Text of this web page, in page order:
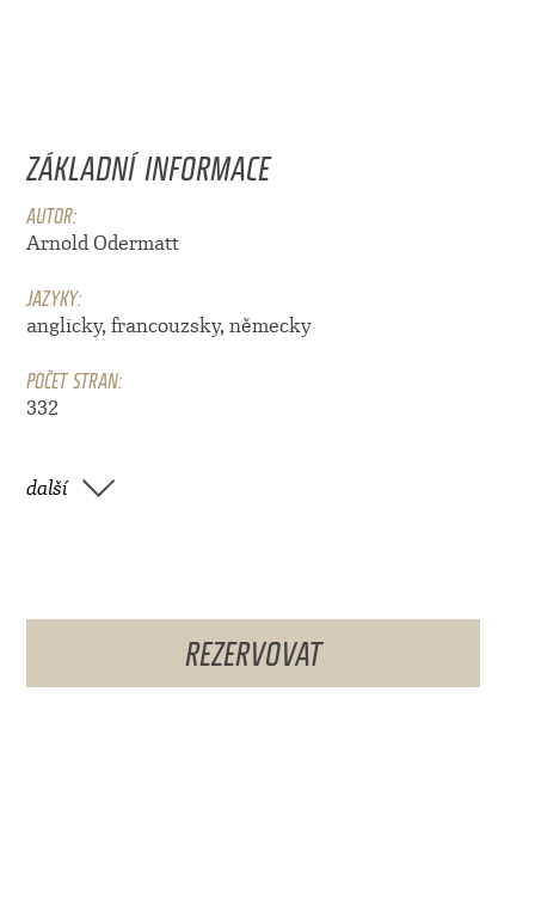
ZÁKLADNÍ INFORMACE
AUTOR:
Arnold Odermatt
JAZYKY:
anglicky, francouzsky, německy
POČET STRAN:
332
další
REZERVOVAT